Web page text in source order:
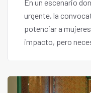
En un escenario
urgente, la
potenciar a
impacto, pero